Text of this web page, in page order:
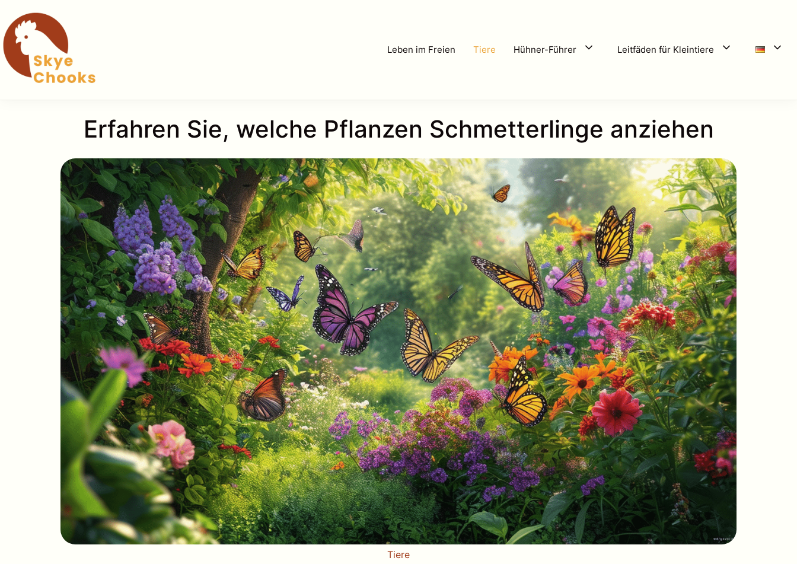
Inhalt
springen
Leben im Freien Tiere Hühner-Führer Leitfäden für Kleintiere
Erfahren Sie, welche Pflanzen Schmetterlinge anziehen
Tiere